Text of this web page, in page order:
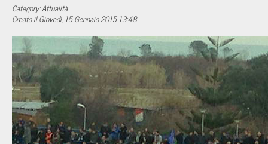
Category: Attualità
Creato il Giovedì, 15 Gennaio 2015 13:48